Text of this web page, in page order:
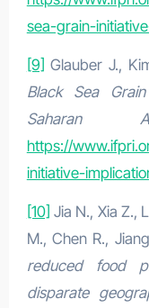
sea-grain-
[9] Glauber J.,
Black Sea
Saharan
https://
initiative-
[10] Jia N., Xia Z.,
M., Chen R.,
reduced food
disparate